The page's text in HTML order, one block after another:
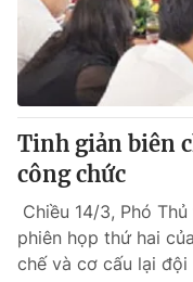
Theo dõi báo trên
Cơ quan chủ quản:
Đài
Cơ quan báo chí:Thời
Giấy phép hoạt động
cấp ngày 29/12/2023
Tổng Biên tập:
Phó Tổng Biên tập:
Nguyễn Trọng Ninh
Tổng đài VTV:024.38
Tinh giản biên
công chức
Chiều 14/3, Phó
phiên họp thứ hai
chế và cơ cấu lại